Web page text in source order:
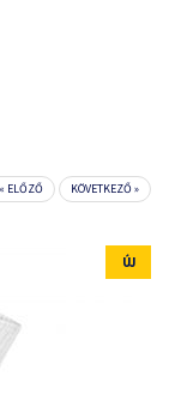
« ELŐZŐ KÖVETKEZŐ »
ÚJ